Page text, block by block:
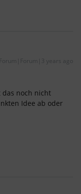
Forum|Forum|3 years ago
noch nicht
Idee ab oder